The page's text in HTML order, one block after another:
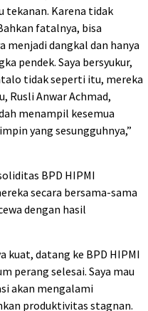
Karena tidak
fatalnya, bisa
menjadi dangkal dan hanya
pendek. Saya bersyukur,
tidak seperti itu, mereka
Rusli Anwar Achmad,
menampil kesemua
yang sesungguhnya,”
BPD HIPMI
secara bersama-sama
dengan hasil
kuat, datang ke BPD HIPMI
perang selesai. Saya mau
akan mengalami
produktivitas stagnan.